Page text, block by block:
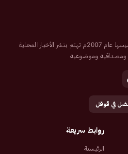
صحيفة إلكترونية سعودية تم تأسيسها عام 2007م تهتم بنشر الأخبار المحلية
ومصداقية وموضوعية
في قوقل
روابط سريعة
الرئيسية